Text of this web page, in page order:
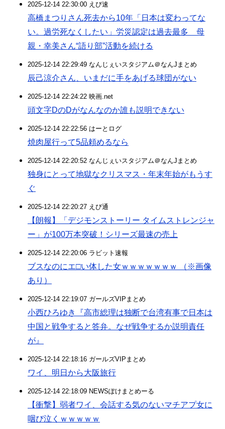
2025-12-14 22:30:00 えび速
高橋まつりさん死去から10年「日本は変わってな
い。過労死なくしたい」労災認定は過去最多 母
親・幸美さん“語り部”活動を続ける
2025-12-14 22:29:49 なんじぇいスタジアム＠なんJまとめ
辰己涼介さん、いまだに手をあげる球団がない
2025-12-14 22:24:22 映画.net
頭文字DのDがなんなのか誰も説明できない
2025-12-14 22:22:56 はーとログ
焼肉屋行って5品頼めるなら
2025-12-14 22:20:52 なんじぇいスタジアム＠なんJまとめ
独身にとって地獄なクリスマス・年末年始がもうす
ぐ
2025-12-14 22:20:27 えび通
【朗報】「デジモンストーリー タイムストレンジャ
ー」が100万本突破！シリーズ最速の売上
2025-12-14 22:20:06 ラビット速報
ブスなのにエ□い体した女ｗｗｗｗｗｗｗ （※画像
あり）
2025-12-14 22:19:07 ガールズVIPまとめ
小西ひろゆき『高市総理は独断で台湾有事で日本は
中国と戦争すると答弁。なぜ戦争するか説明責任
が』
2025-12-14 22:18:16 ガールズVIPまとめ
ワイ、明日から大阪旅行
2025-12-14 22:18:09 NEWSぽけまとめーる
【衝撃】弱者ワイ、会話する気のないマチアプ女に
咽び泣くｗｗｗｗｗ